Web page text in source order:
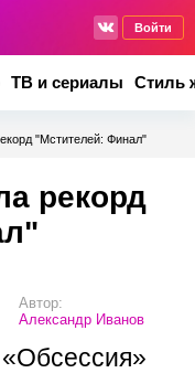
Войти
ТВ и сериалы Стиль
"Мстителей: Финал"
рекорд
Автор:
Александр Иванов